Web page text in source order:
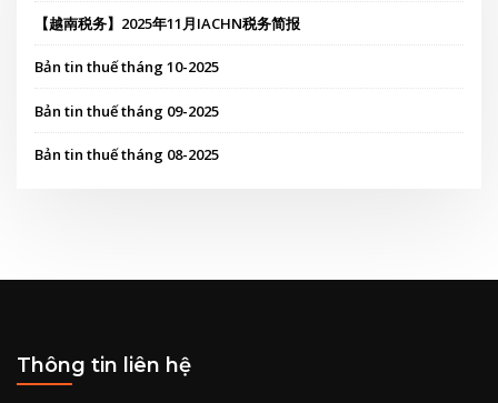
【越南税务】2025年11月IACHN税务简报
Bản tin thuế tháng 10-2025
Bản tin thuế tháng 09-2025
Bản tin thuế tháng 08-2025
Thông tin liên hệ